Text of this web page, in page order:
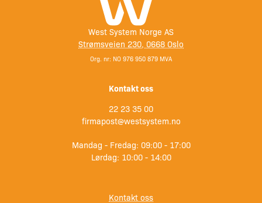
West System Norge AS
Strømsveien 230, 0668 Oslo
Org. nr: NO 976 950 879 MVA
Kontakt oss
22 23 35 00
firmapost@westsystem.no
Mandag - Fredag: 09:00 - 17:00
Lørdag: 10:00 - 14:00
Kontakt oss